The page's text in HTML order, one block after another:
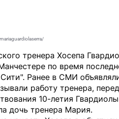
тренера Хосепа
по время
Ранее в СМИ
работу тренера,
10-летия
дочь тренера Мария.